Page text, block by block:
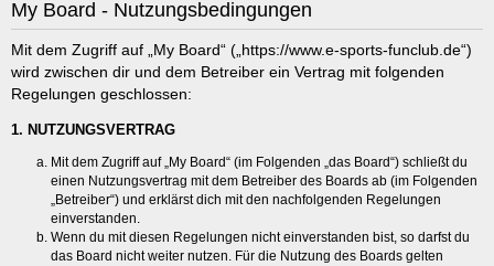
My Board - Nutzungsbedingungen
Mit dem Zugriff auf „My Board“ („https://www.e-sports-funclub.de“)
wird zwischen dir und dem Betreiber ein Vertrag mit folgenden
Regelungen geschlossen:
1. NUTZUNGSVERTRAG
Mit dem Zugriff auf „My Board“ (im Folgenden „das Board“) schließt du
einen Nutzungsvertrag mit dem Betreiber des Boards ab (im Folgenden
„Betreiber“) und erklärst dich mit den nachfolgenden Regelungen
einverstanden.
Wenn du mit diesen Regelungen nicht einverstanden bist, so darfst du
das Board nicht weiter nutzen. Für die Nutzung des Boards gelten